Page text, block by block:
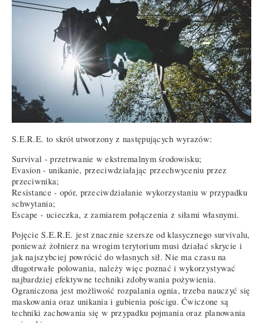
S.E.R.E. to skrót utworzony z następujących wyrazów:
Survival - przetrwanie w ekstremalnym środowisku;
Evasion - unikanie, przeciwdziałając przechwyceniu przez
przeciwnika;
Resistance - opór, przeciwdziałanie wykorzystaniu w przypadku
schwytania;
Escape - ucieczka, z zamiarem połączenia z siłami własnymi.
Pojęcie S.E.R.E. jest znacznie szersze od klasycznego survivalu,
ponieważ żołnierz na wrogim terytorium musi działać skrycie i
jak najszybciej powrócić do własnych sił. Nie ma czasu na
długotrwałe polowania, należy więc poznać i wykorzystywać
najbardziej efektywne techniki zdobywania pożywienia.
Ograniczona jest możliwość rozpalania ognia, trzeba nauczyć się
maskowania oraz unikania i gubienia pościgu. Ćwiczone są
techniki zachowania się w przypadku pojmania oraz planowania